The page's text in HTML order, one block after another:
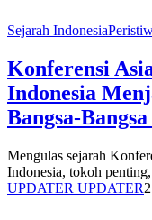
Sejarah Indonesia
Konferensi
Indonesia
Bangsa-
Mengulas sejarah
Indonesia, tokoh
UPDATER UPDATER